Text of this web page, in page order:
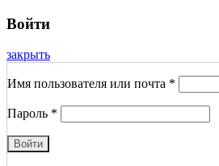
Войти
закрыть
Имя пользователя или почта *
Пароль *
Войти